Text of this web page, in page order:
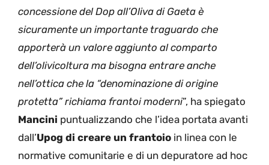
concessione del Dop all’Oliva di Gaeta è
sicuramente un importante traguardo che
apporterà un valore aggiunto al comparto
dell’olivicoltura ma bisogna entrare anche
nell’ottica che la “denominazione di origine
protetta” richiama frantoi moderni”, ha spiegato
Mancini puntualizzando che l’idea portata avanti
dall’Upog di creare un frantoio in linea con le
normative comunitarie e di un depuratore ad hoc